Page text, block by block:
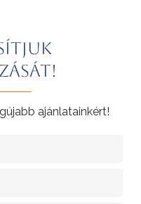
ajánlatainkért!